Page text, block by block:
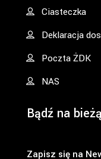
Ciasteczka
Deklaracja
Poczta ŻDK
NAS
Bądź na